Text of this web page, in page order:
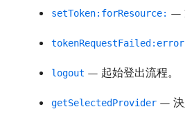
setToken:forResource: —
logout — 起始登出流程。
getSelectedProvider — 決